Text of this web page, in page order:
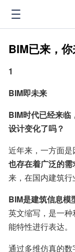
BIM已来，你
1
BIM即未来
BIM时代已经来临
设计变化了吗？
近年来，一方面是
也存在着广泛的需
来，在国内建筑行
BIM是建筑信息模
英文缩写，是一
能特性进行表达。
通过多维仿真的